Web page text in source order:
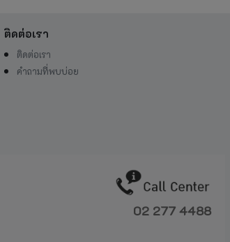
ติดต่อเรา
ติดต่อเรา
คำถามที่พบบ่อย
02 277 4488